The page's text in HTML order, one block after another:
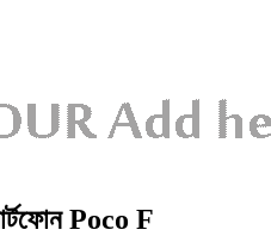
Poco F